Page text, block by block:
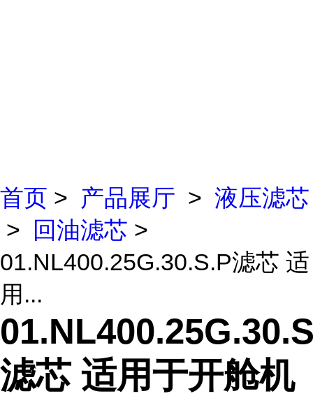
首页 > 产品展厅 > 液压滤芯
>
回油滤芯 >
01.NL400.25G.30.S.P滤芯 适
用...
滤芯 适用于开舱机